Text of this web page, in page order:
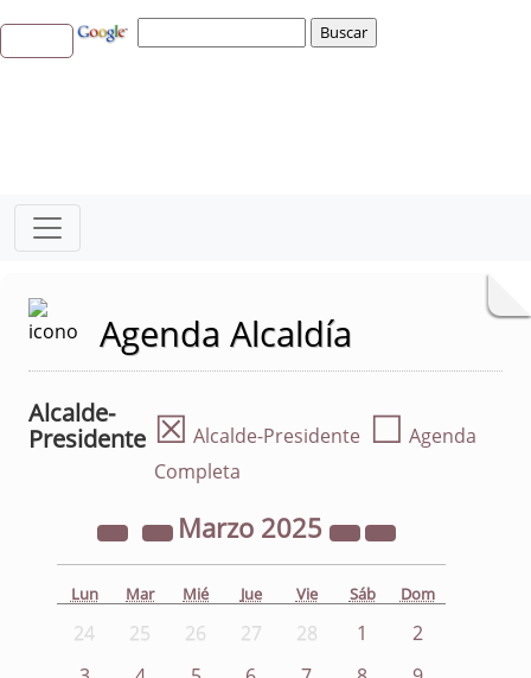
Agenda Alcaldía
Alcalde-
Presidente ☒ Alcalde-Presidente ☐ Agenda
Completa
Marzo 2025
Lun Mar Mié Jue Vie Sáb Dom
24 25 26 27 28 1
2